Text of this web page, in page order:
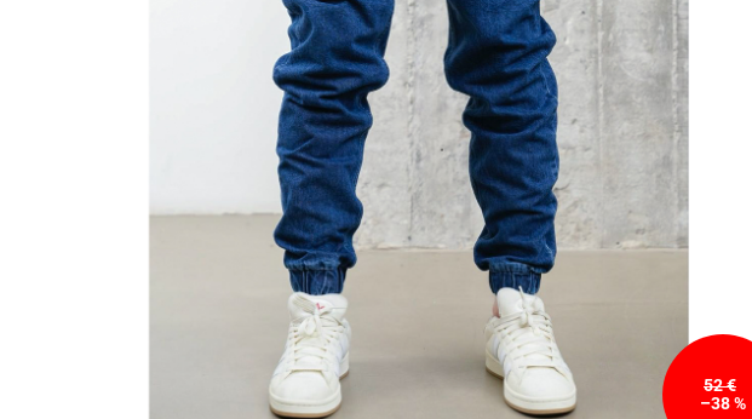
52 €
–38 %